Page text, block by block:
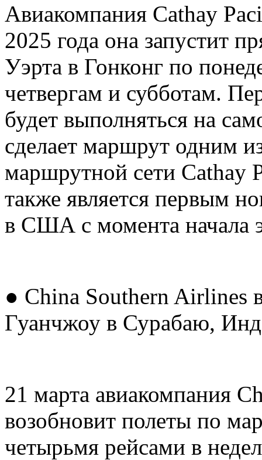
Авиакомпания Cathay
2025 года она запустит
Уэрта в Гонконг по
четвергам и субботам.
будет выполняться на
сделает маршрут одним
маршрутной сети Cathay
также является первым
в США с момента начала
● China Southern Airlines
Гуанчжоу в Сурабаю,
21 марта авиакомпания
возобновит полеты по
четырьмя рейсами в